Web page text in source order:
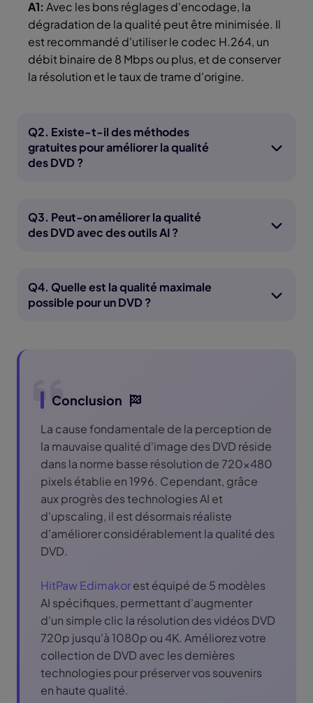
A1: Avec les bons réglages d'encodage, la
dégradation de la qualité peut être minimisée. Il
est recommandé d'utiliser le codec H.264, un
débit binaire de 8 Mbps ou plus, et de conserver
la résolution et le taux de trame d'origine.
Q2. Existe-t-il des méthodes
gratuites pour améliorer la qualité
des DVD ?
Q3. Peut-on améliorer la qualité
des DVD avec des outils AI ?
Q4. Quelle est la qualité maximale
possible pour un DVD ?
Conclusion
La cause fondamentale de la perception de
la mauvaise qualité d'image des DVD réside
dans la norme basse résolution de 720x480
pixels établie en 1996. Cependant, grâce
aux progrès des technologies AI et
d'upscaling, il est désormais réaliste
d'améliorer considérablement la qualité des
DVD.
HitPaw Edimakorest équipé de 5 modèles
AI spécifiques, permettant d'augmenter
d'un simple clic la résolution des vidéos DVD
720p jusqu'à 1080p ou 4K. Améliorez votre
collection de DVD avec les dernières
technologies pour préserver vos souvenirs
en haute qualité.